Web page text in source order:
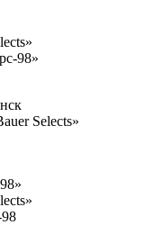
98»
Selects»